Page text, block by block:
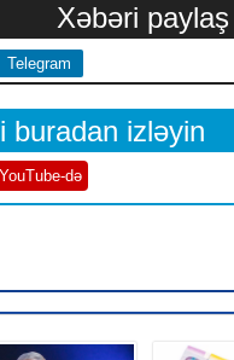
Xəbəri paylaş
Telegram
buradan izləyin
YouTube-də